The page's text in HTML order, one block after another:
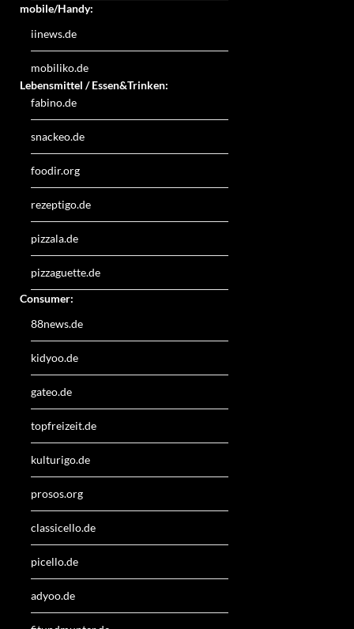
mobile/Handy:
iinews.de
mobiliko.de
Lebensmittel / Essen&Trinken:
fabino.de
snackeo.de
foodir.org
rezeptigo.de
pizzala.de
pizzaguette.de
Consumer:
88news.de
kidyoo.de
gateo.de
topfreizeit.de
kulturigo.de
prosos.org
classicello.de
picello.de
adyoo.de